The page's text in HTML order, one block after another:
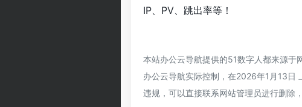
IP、PV、跳出率等！
本站办公云导航提供的51数字人都来源于
办公云导航实际控制，在2026年1月13日
违规，可以直接联系网站管理员进行删除